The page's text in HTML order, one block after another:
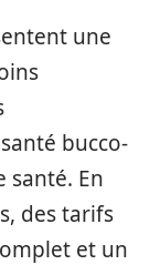
une
bucco-
santé. En
des tarifs
et un